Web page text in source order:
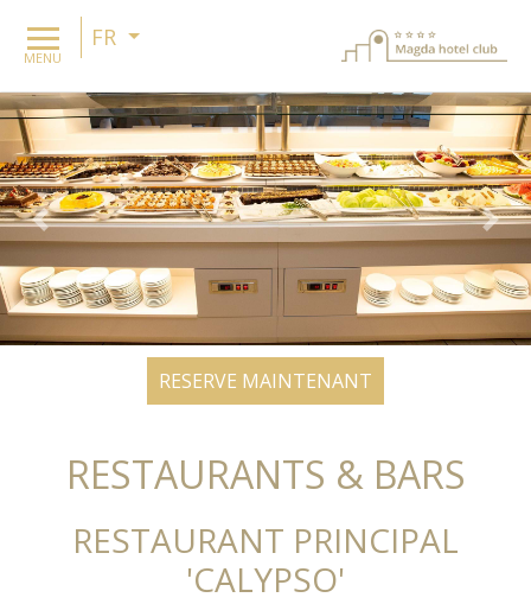
MENU
FR
Previous
RESERVE MAINTENANT
RESTAURANTS & BARS
RESTAURANT PRINCIPAL
'CALYPSO'